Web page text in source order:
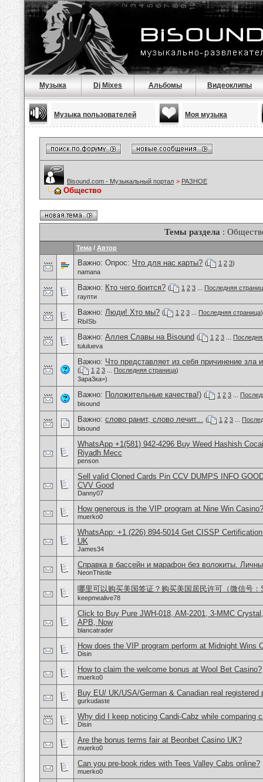
Музыка Dj Mixes Альбомы Видеоклипы
Музыка пользователей Моя музыка
Bisound.com - Музыкальный портал > РАЗНОЕ
Общество
Темы раздела :
Тема / Автор
Важно: Опрос: Что для нас карты? ( 1 2 3)
namana
Важно: Кто чего боится? ( 1 2 3
Последняя
гаупти
Важно: Люди! Хто мы? ( 1 2 3 Последняя страница)
RЫSЬ
Важно: Аллея Славы на Bisound ( 1 2 3
tululueva
Важно: Что представляет из себя причинение зла
( 1 2 3 Последняя страница)
3ара3ка=)
Важно: Положительные качества!) ( 1 2 3
bisound
Важно: слово ранит, слово лечит... ( 1 2 3
bisound
WhatsApp +1(581) 942-4296 Buy Weed Hashish
Riyadh Mecc
penson
Sell valid Cloned Cards Pin CCV DUMPS INFO
CVV Good
Danny07
How generous is the VIP program at Nine Win Casino?
muerko0
WhatsApp: +1 (226) 894-5014​ Get CISSP
UK
James34
Справка в бассейн и марафон без волокиты.
NeonThistle
哪里可以购买美国签证？购买美国居民许可（微信号：
keepmealive78
Click to Buy Pure JWH-018, AM-2201, 3-MMC
APB, Now
blancatrader
How does the VIP program perform at Midnight Wins
Disin
How to claim the welcome bonus at Wool Bet Casino?
muerko0
Buy EU/ UK/USA/German & Canadian real
gurkudaste
Why did I keep noticing Candi-Cabz while comparing
Disin
Are the bonus terms fair at Beonbet Casino UK?
muerko0
Can you pre-book rides with Tees Valley Cabs online?
muerko0